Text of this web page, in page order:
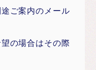
ご案内のメール
の場合はその際